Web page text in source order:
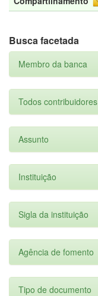
Busca facetada
Membro da banca
Todos contribuidores
Assunto
Instituição
Sigla da instituição
Agência de fomento
Tipo de documento